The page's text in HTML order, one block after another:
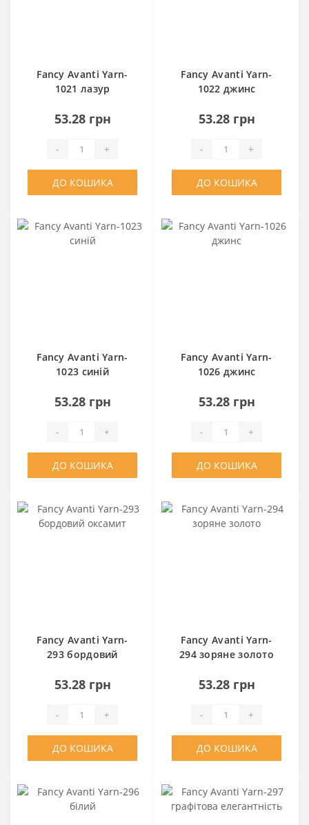
Fancy Avanti Yarn-
1021 лазур
53.28 грн
- +
ДО КОШИКА
Fancy Avanti Yarn-
1022 джинс
53.28 грн
- +
ДО КОШИКА
Fancy Avanti Yarn-
1023 синій
53.28 грн
- +
ДО КОШИКА
Fancy Avanti Yarn-
1026 джинс
53.28 грн
- +
ДО КОШИКА
Fancy Avanti Yarn-
293 бордовий
53.28 грн
- +
ДО КОШИКА
Fancy Avanti Yarn-
294 зоряне золото
53.28 грн
- +
ДО КОШИКА